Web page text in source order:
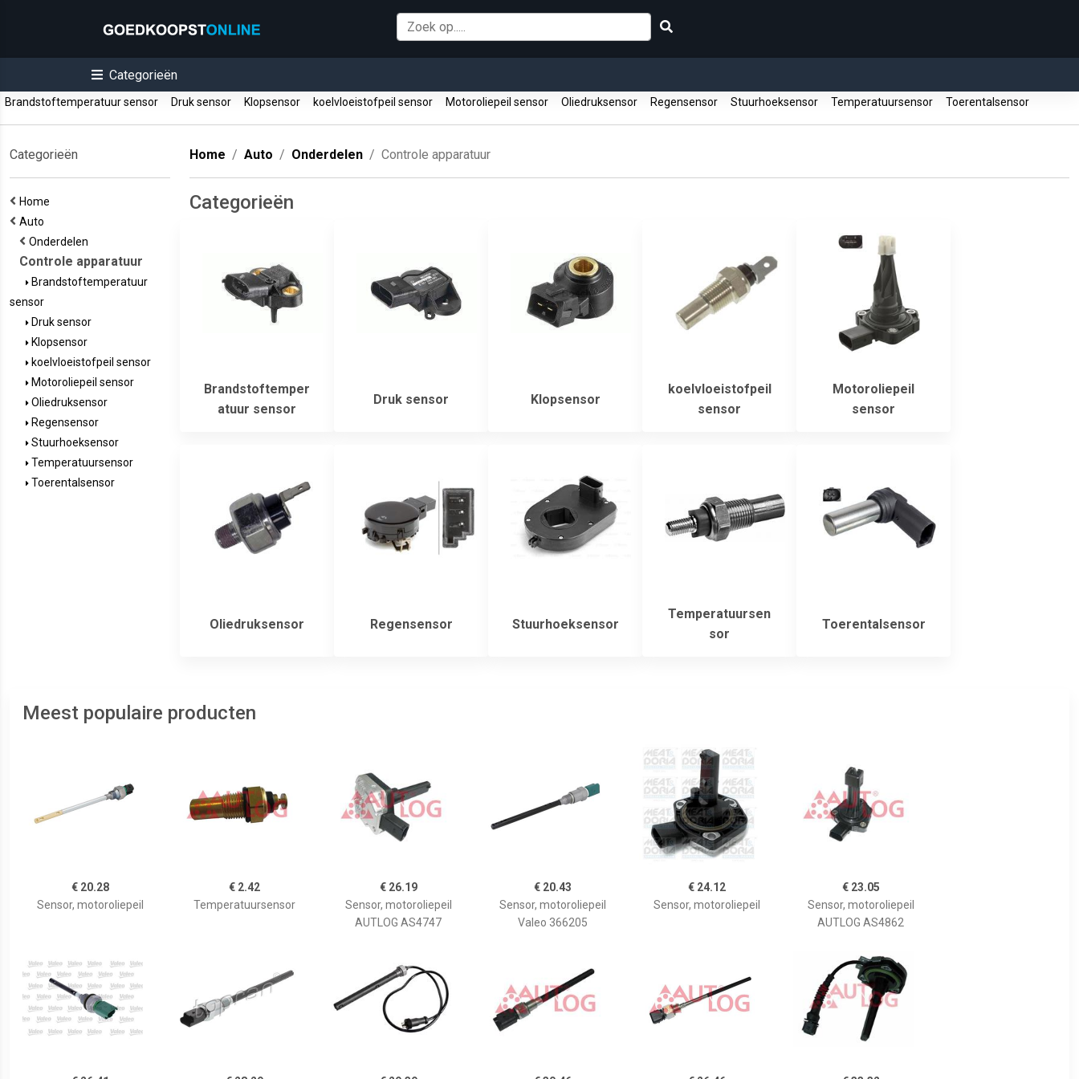
Categorieën
Brandstoftemperatuur sensor Druk sensor Klopsensor koelvloeistofpeil sensor Motoroliepeil sensor Oliedruksensor Regensensor Stuurhoeksensor Temperatuursensor Toerentalsensor
Categorieën
Home
Auto
Onderdelen
Controle apparatuur
Brandstoftemperatuur
sensor
Druk sensor
Klopsensor
koelvloeistofpeil sensor
Motoroliepeil sensor
Oliedruksensor
Regensensor
Stuurhoeksensor
Temperatuursensor
Toerentalsensor
Home Auto Onderdelen Controle apparatuur
Categorieën
Brandstoftemper
atuur sensor
Druk sensor Klopsensor
koelvloeistofpeil
sensor
Motoroliepeil
sensor
Oliedruksensor Regensensor Stuurhoeksensor
Temperatuursen
sor
Toerentalsensor
Meest populaire producten
€ 20.28
Sensor, motoroliepeil
€ 2.42
Temperatuursensor
€ 26.19
Sensor, motoroliepeil
AUTLOG AS4747
€ 20.43
Sensor, motoroliepeil
Valeo 366205
€ 24.12
Sensor, motoroliepeil
€ 23.05
Sensor, motoroliepeil
AUTLOG AS4862